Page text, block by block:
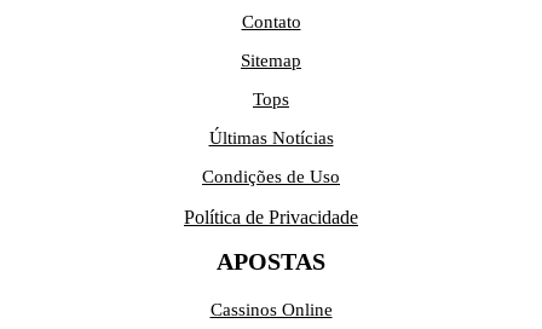
Contato
Sitemap
Tops
Últimas Notícias
Condições de Uso
Política de Privacidade
APOSTAS
Cassinos Online